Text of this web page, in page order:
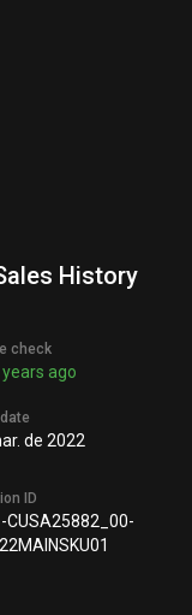
History
check
ago
de 2022
ID
CUSA25882_00-